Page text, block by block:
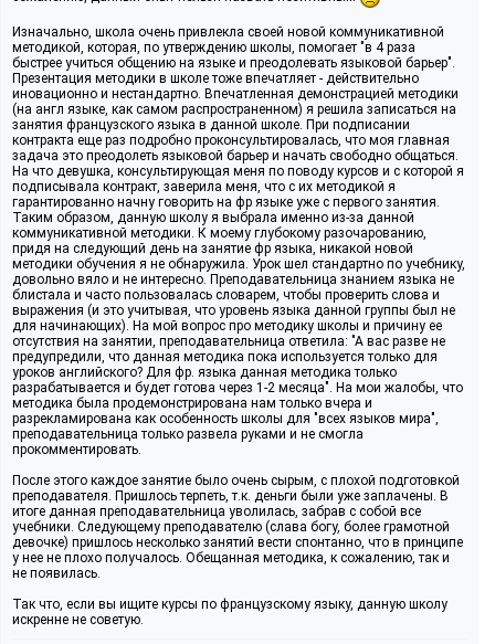
Изначально, школа очень привлекла своей новой коммуникативной
методикой, которая, по утверждению школы, помогает "в 4 раза
быстрее учиться общению на языке и преодолевать языковой барьер".
Презентация методики в школе тоже впечатляет - действительно
иновационно и нестандартно. Впечатленная демонстрацией методики
(на англ языке, как самом распространенном) я решила записаться на
занятия французского языка в данной школе. При подписании
контракта еще раз подробно проконсультировалась, что моя главная
задача это преодолеть языковой барьер и начать свободно общаться.
На что девушка, консультирующая меня по поводу курсов и с которой я
подписывала контракт, заверила меня, что с их методикой я
гарантированно начну говорить на фр языке уже с первого занятия.
Таким образом, данную школу я выбрала именно из-за данной
коммуникативной методики. К моему глубокому разочарованию,
придя на следующий день на занятие фр языка, никакой новой
методики обучения я не обнаружила. Урок шел стандартно по учебнику,
довольно вяло и не интересно. Преподавательница знанием языка не
блистала и часто пользовалась словарем, чтобы проверить слова и
выражения (и это учитывая, что уровень языка данной группы был не
для начинающих). На мой вопрос про методику школы и причину ее
отсутствия на занятии, преподавательница ответила: "А вас разве не
предупредили, что данная методика пока используется только для
уроков английского? Для фр. языка данная методика только
разрабатывается и будет готова через 1-2 месяца". На мои жалобы, что
методика была продемонстрирована нам только вчера и
разрекламирована как особенность школы для "всех языков мира",
преподавательница только развела руками и не смогла
прокомментировать.
После этого каждое занятие было очень сырым, с плохой подготовкой
преподавателя. Пришлось терпеть, т.к. деньги были уже заплачены. В
итоге данная преподавательница уволилась, забрав с собой все
учебники. Следующему преподавателю (слава богу, более грамотной
девочке) пришлось несколько занятий вести спонтанно, что в принципе
у нее не плохо получалось. Обещанная методика, к сожалению, так и
не появилась.
Так что, если вы ищите курсы по французскому языку, данную школу
искренне не советую.